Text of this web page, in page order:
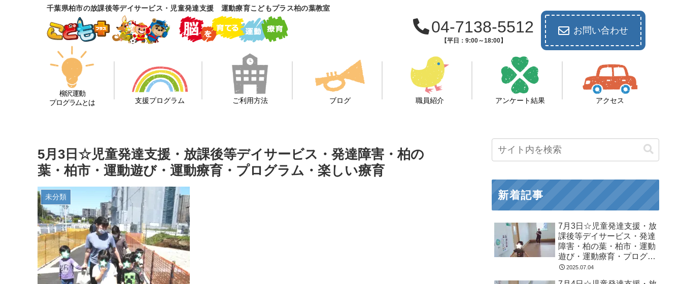
千葉県柏市の放課後等デイサービス・児童発達支援 運動療育こどもプラス柏の葉教室
04-7138-5512
【平日：9:00～18:00】
お問い合わせ
柳沢運動
プログラムとは
支援プログラム ご利用方法 ブログ 職員紹介 アンケート結果 アクセス
5月3日☆児童発達支援・放課後等デイサービス・発達障害・柏の
葉・柏市・運動遊び・運動療育・プログラム・楽しい療育
未分類 新着記事
7月3日☆児童発達支援・放
課後等デイサービス・発達
障害・柏の葉・柏市・運動
遊び・運動療育・プログラ
ム・楽しい療育
2025.07.04